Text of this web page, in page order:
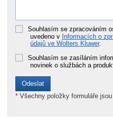
Souhlasím se zpracováním
uvedeno v Informacích o
údajů ve Wolters Kluwer.
Souhlasím se zasíláním
novinek o službách a
* Všechny položky formuláře jsou